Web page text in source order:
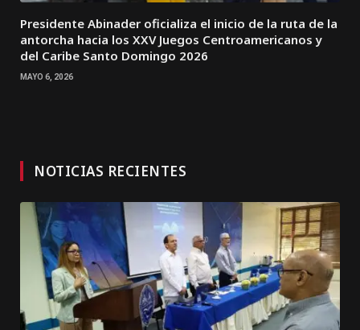
Presidente Abinader oficializa el inicio de la ruta de la
antorcha hacia los XXV Juegos Centroamericanos y
del Caribe Santo Domingo 2026
MAYO 6, 2026
NOTICIAS RECIENTES